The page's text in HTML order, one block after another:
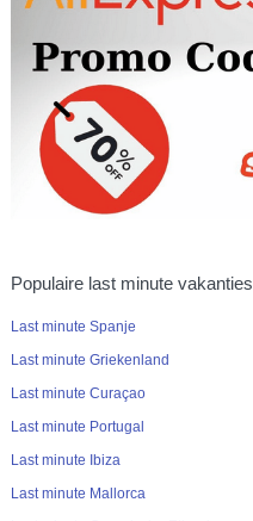
Populaire last minute vakanties
Last minute Spanje
Last minute Griekenland
Last minute Curaçao
Last minute Portugal
Last minute Ibiza
Last minute Mallorca